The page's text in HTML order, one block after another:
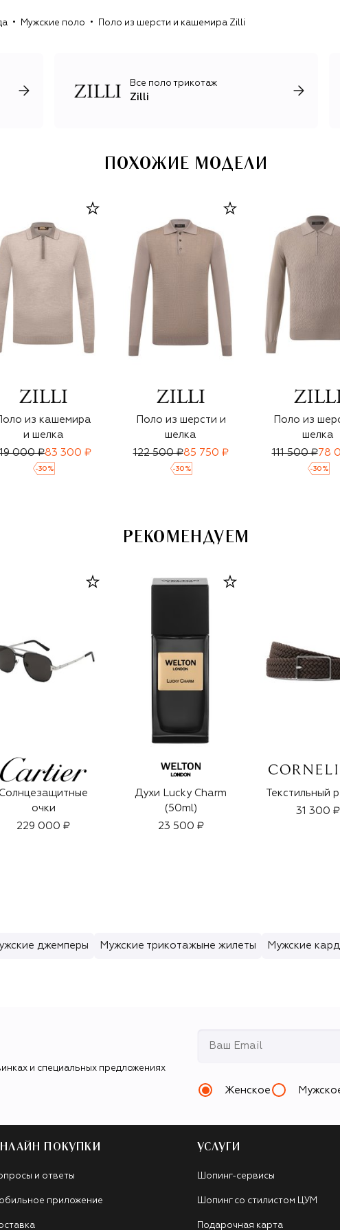
Мужские поло Поло из шерсти и кашемира Zilli
Все поло трикотаж
Zilli
ПОХОЖИЕ МОДЕЛИ
Поло из кашемира
и шелка
000 ₽83 300 ₽
-30 %
Поло из шерсти и
шелка
122 500 ₽85 750 ₽
-30 %
Поло из
шелка
111 500 ₽78
-30 %
РЕКОМЕНДУЕМ
очки
229 000 ₽
Духи Lucky Charm
(50ml)
23 500 ₽
Текстильный
31 300 ₽
джемперы Мужские трикотажыне жилеты Мужские
и специальных предложениях
Женское
ПОКУПКИ
и ответы
приложение
УСЛУГИ
Шопинг-сервисы
Шопинг со стилистом ЦУМ
Подарочная карта